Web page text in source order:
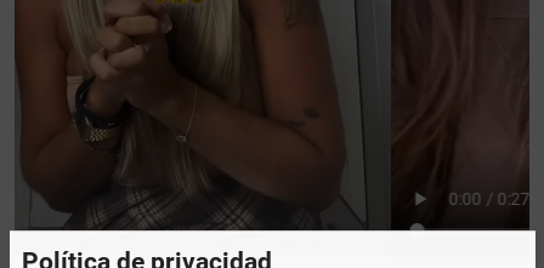
Política de privacidad